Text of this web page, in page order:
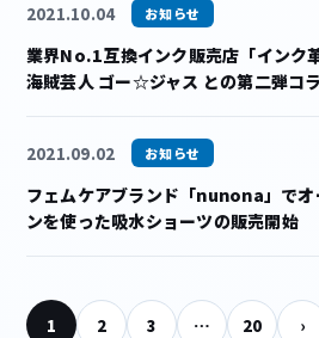
2021.10.04 お知らせ
業界No.1互換インク販売店「インク
海賊芸人 ゴー☆ジャス との第二弾コ
2021.09.02 お知らせ
フェムケアブランド「nunona」でオ
ンを使った吸水ショーツの販売開始
1 2 3 … 20 ›